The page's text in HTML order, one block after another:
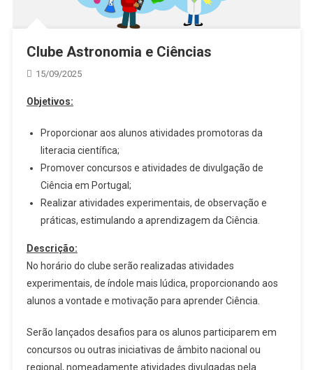
Clube Astronomia e Ciências
15/09/2025
Objetivos:
Proporcionar aos alunos atividades promotoras da
literacia científica;
Promover concursos e atividades de divulgação de
Ciência em Portugal;
Realizar atividades experimentais, de observação e
práticas, estimulando a aprendizagem da Ciência.
Descrição:
No horário do clube serão realizadas atividades
experimentais, de índole mais lúdica, proporcionando aos
alunos a vontade e motivação para aprender Ciência.
Serão lançados desafios para os alunos participarem em
concursos ou outras iniciativas de âmbito nacional ou
regional, nomeadamente atividades divulgadas pela